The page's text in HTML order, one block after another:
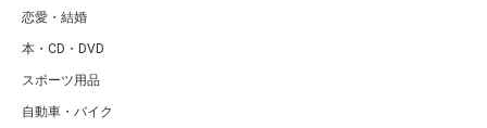
恋愛・結婚
本・CD・DVD
スポーツ用品
自動車・バイク